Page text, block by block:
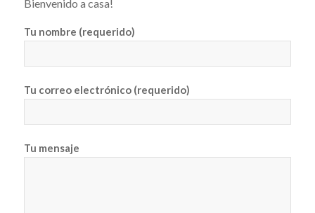
Bienvenido a casa!
Tu nombre (requerido)
Tu correo electrónico (requerido)
Tu mensaje